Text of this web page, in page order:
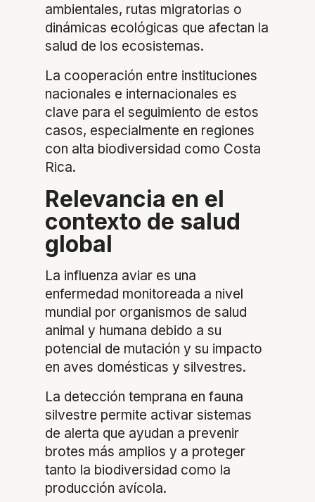
ambientales, rutas migratorias o
dinámicas ecológicas que afectan la
salud de los ecosistemas.
La cooperación entre instituciones
nacionales e internacionales es
clave para el seguimiento de estos
casos, especialmente en regiones
con alta biodiversidad como Costa
Rica.
Relevancia en el
contexto de salud
global
La influenza aviar es una
enfermedad monitoreada a nivel
mundial por organismos de salud
animal y humana debido a su
potencial de mutación y su impacto
en aves domésticas y silvestres.
La detección temprana en fauna
silvestre permite activar sistemas
de alerta que ayudan a prevenir
brotes más amplios y a proteger
tanto la biodiversidad como la
producción avícola.